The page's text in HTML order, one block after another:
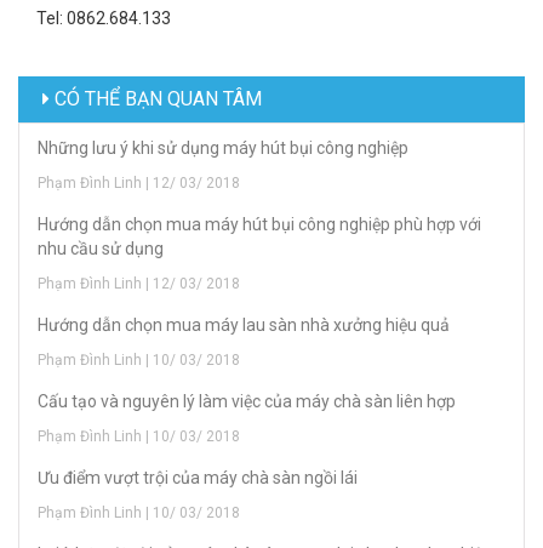
Tel: 0862.684.133
CÓ THỂ BẠN QUAN TÂM
Những lưu ý khi sử dụng máy hút bụi công nghiệp
Phạm Đình Linh | 12/ 03/ 2018
Hướng dẫn chọn mua máy hút bụi công nghiệp phù hợp với
nhu cầu sử dụng
Phạm Đình Linh | 12/ 03/ 2018
Hướng dẫn chọn mua máy lau sàn nhà xưởng hiệu quả
Phạm Đình Linh | 10/ 03/ 2018
Cấu tạo và nguyên lý làm việc của máy chà sàn liên hợp
Phạm Đình Linh | 10/ 03/ 2018
Ưu điểm vượt trội của máy chà sàn ngồi lái
Phạm Đình Linh | 10/ 03/ 2018